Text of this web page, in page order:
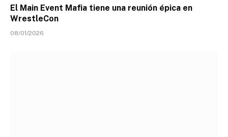
El Main Event Mafia tiene una reunión épica en
WrestleCon
08/01/2026